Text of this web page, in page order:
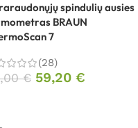
spindulių ausies
BRAUN
7
(28)
€ 59,20 €